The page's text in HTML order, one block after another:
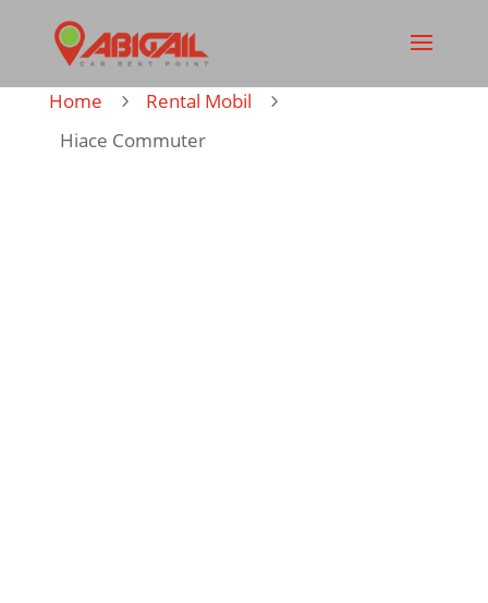
Home 5 Rental Mobil 5
Hiace Commuter